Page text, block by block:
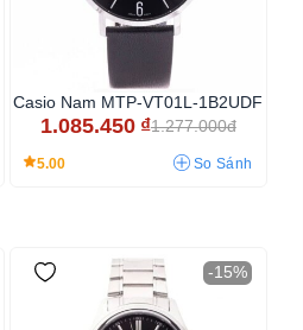
Casio Nam MTP-VT01L-1B2UDF
1.085.450 ₫1.277.000đ
5.00 So Sánh
-15%